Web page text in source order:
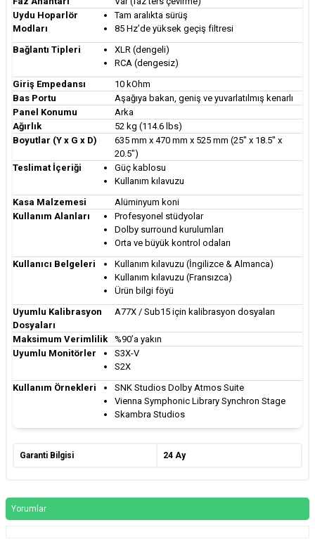
Uydu Hoparlör
Modları
Tam aralıkta sürüş
85 Hz’de yüksek geçiş filtresi
Bağlantı Tipleri
XLR (dengeli)
RCA (dengesiz)
Giriş Empedansı
10 kOhm
Bas Portu
Aşağıya bakan, geniş ve yuvarlatılmış kenarlı
Panel Konumu
Arka
Ağırlık
52 kg (114.6 lbs)
Boyutlar (Y x G x D)
635 mm x 470 mm x 525 mm (25" x 18.5" x
20.5")
Teslimat İçeriği
Güç kablosu
Kullanım kılavuzu
Kasa Malzemesi
Alüminyum koni
Kullanım Alanları
Profesyonel stüdyolar
Dolby surround kurulumları
Orta ve büyük kontrol odaları
Kullanıcı Belgeleri
Kullanım kılavuzu (İngilizce & Almanca)
Kullanım kılavuzu (Fransızca)
Ürün bilgi föyü
Uyumlu Kalibrasyon
Dosyaları
A77X / Sub15 için kalibrasyon dosyaları
Maksimum Verimlilik
%90’a yakın
Uyumlu Monitörler
S3X-V
S2X
Kullanım Örnekleri
SNK Studios Dolby Atmos Suite
Vienna Symphonic Library Synchron Stage
Skambra Studios
Garanti Bilgisi 24 Ay
Yorumlar